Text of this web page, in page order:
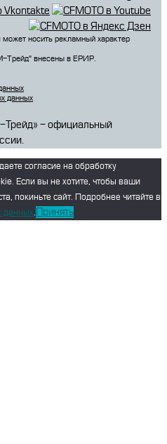
носить рекламный характер
Трейд" внесены в ЕРИР.
данных
- официальный
согласие на обработку
Если вы не хотите, чтобы ваши
покиньте сайт. Подробнее читайте в
данных Принять